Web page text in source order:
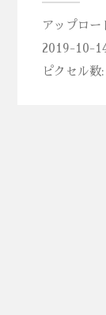
アップロー
2019-10-
ピクセル